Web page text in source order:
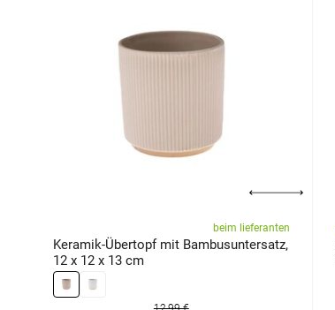
beim lieferanten
Keramik-Übertopf mit Bambusuntersatz,
12 x 12 x 13 cm